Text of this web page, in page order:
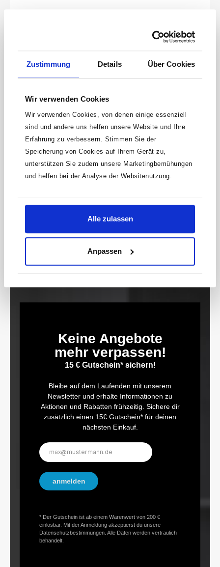
Zustimmung Details Über Cookies
Wir verwenden Cookies
Wir verwenden Cookies, von denen einige essenziell
sind und andere uns helfen unsere Website und Ihre
Erfahrung zu verbessern. Stimmen Sie der
Speicherung von Cookies auf Ihrem Gerät zu,
unterstützen Sie zudem unsere Marketingbemühungen
und helfen bei der Analyse der Websitenutzung.
Alle zulassen
Anpassen
HAZET Abgassonden Einsatz 4680-10 · 1/2 Zoll
(12,5 mm) Doppel-Vierkant hohl · Außen
Sechskant Profil · SW 20 mm
Anwendung:Betätigung der Lambda-Sonde, Partikelsensor,
NOX-Sensor und Abgastemperatur-Sensor Robuste
Innenvierkant Antrieb 1/2? (12,5 mm)oder Betätigung über
Sechskant Schlüsselweite 24 mmSchlüsselweite 20 mm für
WayAuch zum Schließen des Schlitzes geeignet, um das
vermeidenDrehmomentgesteuerter AnzugSchlitzbreite:
8 mmOberfläche: phosphatiert, geöltAntrieb: 1/2 Zoll (12,5 mm)
ProfilSchlüsselweite: 20 mmMaße: 66 mm
Keine Angebote
mehr verpassen!
15 € Gutschein* sichern!
Bleibe auf dem Laufenden mit unserem
Newsletter und erhalte Informationen zu
Aktionen und Rabatten frühzeitig. Sichere dir
zusätzlich einen 15€ Gutschein* für deinen
nächsten Einkauf.
E-
Mail-
Adresse*
anmelden
* Der Gutschein ist ab einem Warenwert von 200 €
einlösbar. Mit der Anmeldung akzeptierst du unsere
Datenschutzbestimmungen. Alle Daten werden vertraulich
behandelt.